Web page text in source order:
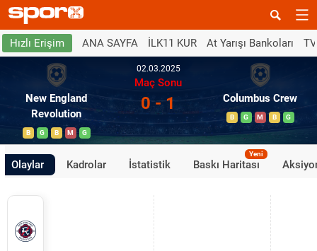
Hızlı Erişim ANA SAYFA İLK11 KUR At Yarışı Bankoları
New England
Revolution
B G B M G
02.03.2025
Maç Sonu
0 - 1 Columbus Crew
B G M B G
Olaylar Kadrolar İstatistik Baskı Haritası
Yeni